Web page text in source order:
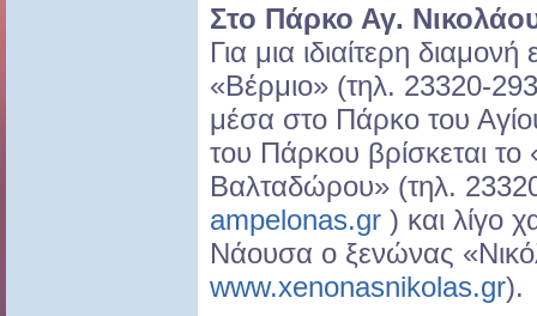
Στο Πάρκο Αγ.
Για μια ιδιαίτερη
«Βέρμιο» (τηλ. 23320-
μέσα στο Πάρκο του
του Πάρκου βρίσκεται
Βαλταδώρου» (τηλ.
ampelonas.gr ) και λίγο
Νάουσα ο ξενώνας
www.xenonasnikolas.gr).